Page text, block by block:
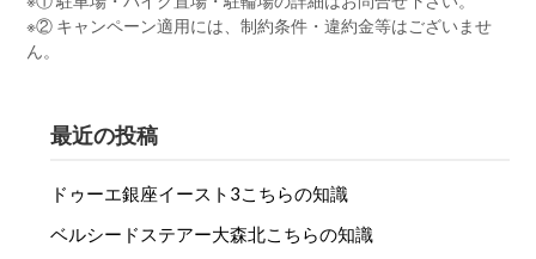
※② キャンペーン適用には、制約条件・違約金等はございませ
ん。
最近の投稿
ドゥーエ銀座イースト3こちらの知識
ベルシードステアー大森北こちらの知識